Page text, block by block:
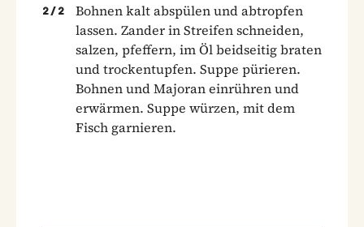
2 / 2
Bohnen kalt abspülen und abtropfen
lassen. Zander in Streifen schneiden,
salzen, pfeffern, im Öl beidseitig braten
und trockentupfen. Suppe pürieren.
Bohnen und Majoran einrühren und
erwärmen. Suppe würzen, mit dem
Fisch garnieren.